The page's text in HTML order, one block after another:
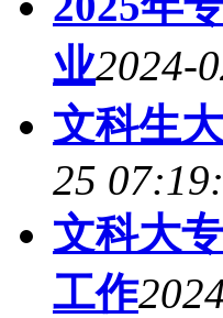
业2024-
文科生
25
文科大
工作